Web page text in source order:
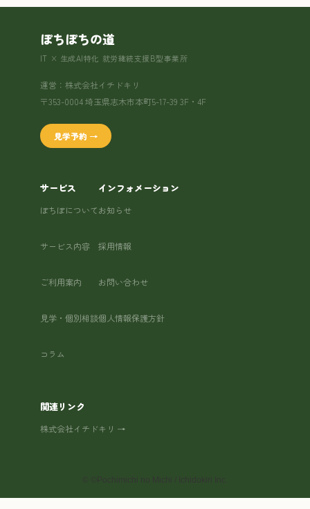
ぽちぽちの道
IT × 生成AI特化 就労継続支援B型事業所
運営：株式会社イチドキリ
〒353-0004 埼玉県志木市本町5-17-39 3F・4F
見学予約 →
サービス
ぽちぽについて
サービス内容
ご利用案内
見学・個別相談
コラム
インフォメーション
お知らせ
採用情報
お問い合わせ
個人情報保護方針
関連リンク
株式会社イチドキリ →